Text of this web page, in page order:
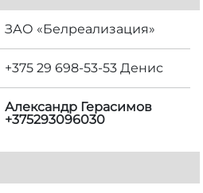
ЗАО «Белреализация»
+375 29 698-53-53 Денис
Александр Герасимов
+375293096030